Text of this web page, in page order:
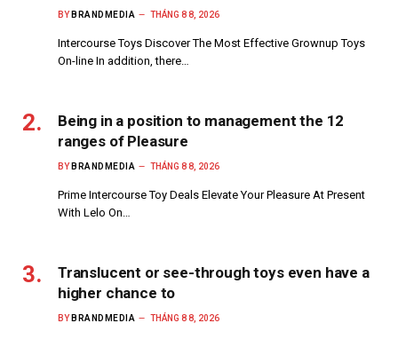
BY BRANDMEDIA THÁNG 8 8, 2026
Intercourse Toys Discover The Most Effective Grownup Toys
On-line In addition, there…
Being in a position to management the 12
ranges of Pleasure
BY BRANDMEDIA THÁNG 8 8, 2026
Prime Intercourse Toy Deals Elevate Your Pleasure At Present
With Lelo On…
Translucent or see-through toys even have a
higher chance to
BY BRANDMEDIA THÁNG 8 8, 2026